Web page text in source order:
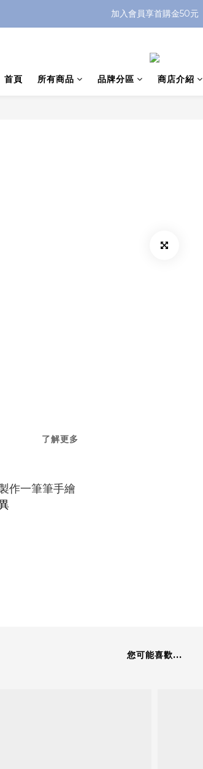
加入會員享首購金50元
首頁 所有商品 品牌分區 商店介紹
了解更多
作一筆筆手繪
您可能喜歡...